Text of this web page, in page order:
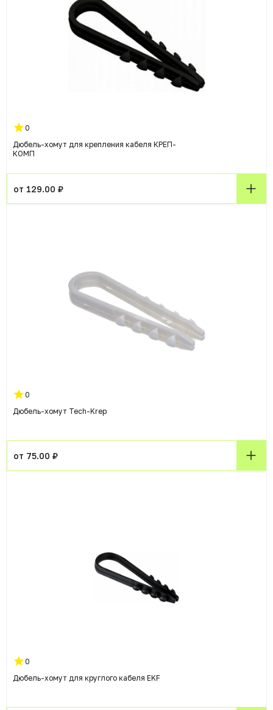
0
Дюбель-хомут для крепления кабеля КРЕП-
КОМП
от 129.00 ₽
0
Дюбель-хомут Tech-Krep
от 75.00 ₽
0
Дюбель-хомут для круглого кабеля EKF